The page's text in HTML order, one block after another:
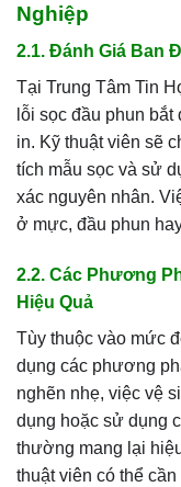
Nghiệp
2.1. Đánh Giá Ban
Tại Trung Tâm Tin
lỗi sọc đầu phun
in. Kỹ thuật viên sẽ
tích mẫu sọc và sử
xác nguyên nhân.
ở mực, đầu phun
2.2. Các Phương
Hiệu Quả
Tùy thuộc vào mức
dụng các phương
nghẽn nhẹ, việc vệ
dụng hoặc sử dụng
thường mang lại
thuật viên có thể